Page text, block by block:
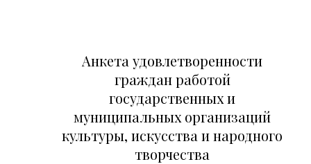
Анкета удовлетворенности
граждан работой
государственных и
муниципальных организаций
культуры, искусства и народного
творчества